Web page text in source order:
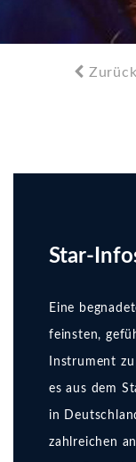
Zurück
Star-
Eine
feinsten,
Instrument
es aus dem
in
zahlreichen